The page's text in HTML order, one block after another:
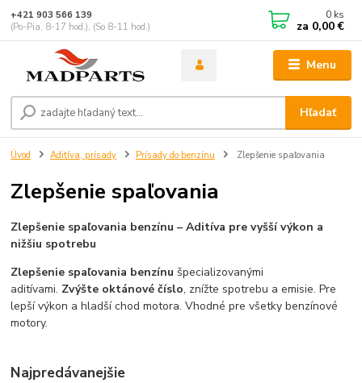
Menu
Hľadať
+421 903 566 139
(Po-Pia, 8-17 hod.), (So 8-11 hod.)
0 ks
za 0,00 €
Úvod Aditíva, prísady Prísady do benzínu Zlepšenie spaľovania
Zlepšenie spaľovania
Zlepšenie spaľovania benzínu – Aditíva pre vyšší výkon a
nižšiu spotrebu
Zlepšenie spaľovania benzínu špecializovanými
aditívami. Zvýšte oktánové číslo, znížte spotrebu a emisie. Pre
lepší výkon a hladší chod motora. Vhodné pre všetky benzínové
motory.
Najpredávanejšie